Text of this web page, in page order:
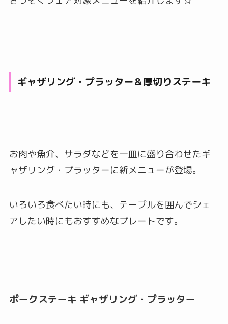
ギャザリング・プラッター＆厚切りステーキ
お肉や魚介、サラダなどを一皿に盛り合わせたギ
ャザリング・プラッターに新メニューが登場。
いろいろ食べたい時にも、テーブルを囲んでシェ
アしたい時にもおすすめなプレートです。
ポークステーキ ギャザリング・プラッター